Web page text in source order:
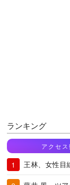
ランキング
アクセス
王林、女性目